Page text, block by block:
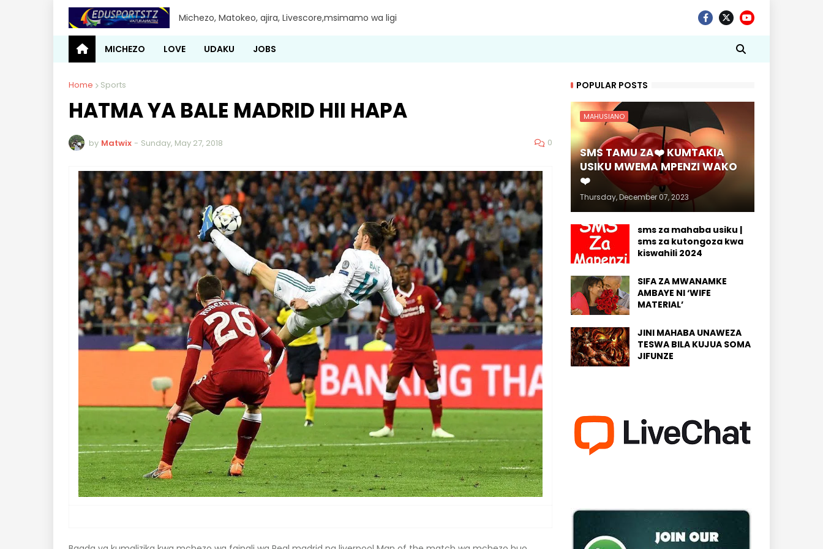
Michezo, Matokeo, ajira, Livescore,msimamo wa ligi
MICHEZO LOVE UDAKU JOBS
Home Sports
HATMA YA BALE MADRID HII HAPA
by Matwix - Sunday, May 27, 2018 0
POPULAR POSTS
MAHUSIANO
SMS TAMU ZA❤️ KUMTAKIA
USIKU MWEMA MPENZI WAKO
❤️
Thursday, December 07, 2023
sms za mahaba usiku |
sms za kutongoza kwa
kiswahili 2024
SIFA ZA MWANAMKE
AMBAYE NI ‘WIFE
MATERIAL’
JINI MAHABA UNAWEZA
TESWA BILA KUJUA SOMA
JIFUNZE